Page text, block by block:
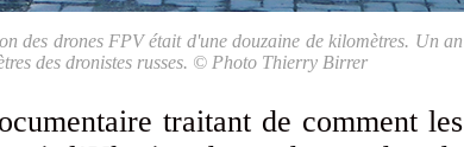
des drones FPV était d'une douzaine de kilomètres. Un an
des dronistes russes. © Photo Thierry Birrer
traitant de comment les